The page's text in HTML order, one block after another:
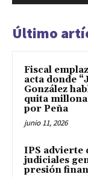
Último
Fiscal
acta donde
González
quita
por Peña
junio 11, 2026
IPS advierte
judiciales
presión